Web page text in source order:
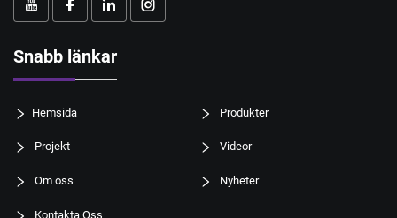
Snabb länkar
Hemsida Produkter
Projekt Videor
Om oss Nyheter
Kontakta Oss